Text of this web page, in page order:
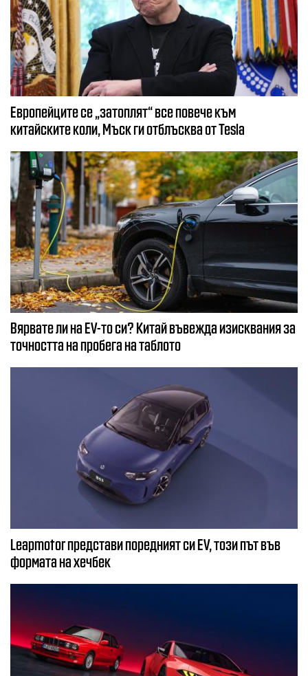
Европейците се „затоплят“ все повече към
китайските коли, Мъск ги отблъсква от Tesla
Вярвате ли на EV-то си? Китай въвежда изисквания за
точността на пробега на таблото
Leapmotor представи поредният си EV, този път във
формата на хечбек